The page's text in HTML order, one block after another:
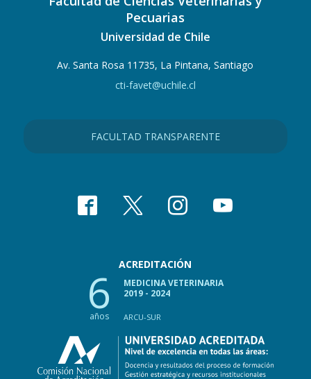
Pecuarias
Universidad de Chile
Av. Santa Rosa 11735, La Pintana, Santiago
cti-favet@uchile.cl
FACULTAD TRANSPARENTE
ACREDITACIÓN
6
años
MEDICINA VETERINARIA
2019 - 2024
ARCU-SUR